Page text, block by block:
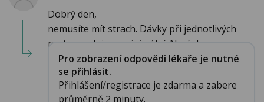
Dobrý den,
nemusíte mít strach. Dávky při jednotlivých
rentgenech jsou minimální. Navíc be...
Pro zobrazení odpovědi lékaře je nutné
se přihlásit.
Přihlášení/registrace je zdarma a zabere
průměrně 2 minuty.